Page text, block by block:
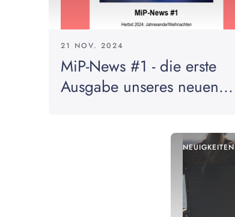
21 NOV. 2024
MiP-News #1 - die erste
Ausgabe unseres neuen...
NEUIGKEITEN